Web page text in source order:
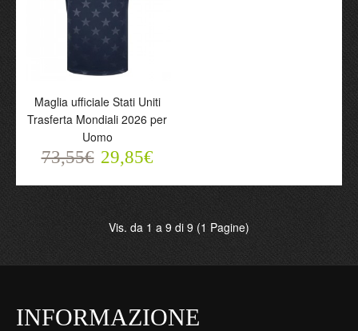
Maglia ufficiale Stati Uniti
Trasferta Mondiali 2026
per Uomo
Maglia ufficiale Stati Uniti
Trasferta Mondiali 2026 per
Uomo
73,55€ 29,85€
Vis. da 1 a 9 di 9 (1 Pagine)
INFORMAZIONE